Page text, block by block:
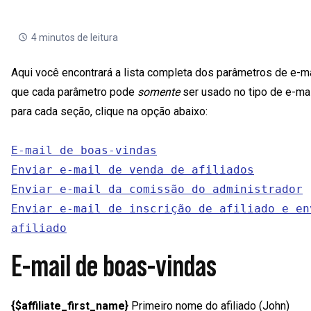
4 minutos de leitura
Aqui você encontrará a lista completa dos parâmetros de e-
que cada parâmetro pode somenteser usado no tipo de e-
para cada seção, clique na opção abaixo:
E-mail de boas-vindas
Enviar e-mail de venda de afiliados
Enviar e-mail da comissão do administrador
Enviar e-mail de inscrição de afiliado e
afiliado
E-mail de boas-vindas
{$affiliate_first_name} Primeiro nome do afiliado (John)